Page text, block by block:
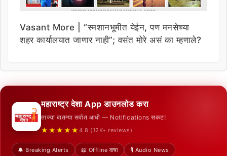
Vasant More | “स्मशानभूमीत येईन, पण मनसेच्या
शहर कार्यालयात जाणार नाही”; वसंत मोरे असं का म्हणाले?
महाराष्ट्र देशा App डाउनलोड करा
ताज्या बातम्या सर्वात आधी — Notifications सकट!
★★★★★ 4.8 (12K+ reviews)
🔔 Breaking Alerts 📖 Offline वाचा
🎙️ Audio News